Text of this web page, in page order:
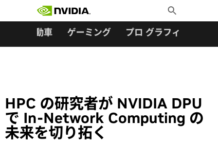
Toggle
Search
自動車 ゲーミング プロ グラフィックス
HPC の研究者が NVIDIA DPU
で In-Network Computing の
未来を切り拓く